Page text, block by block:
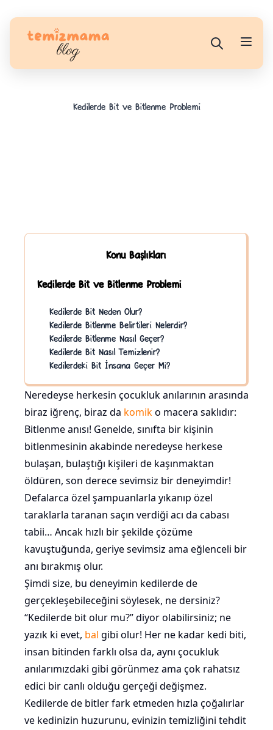
Kedilerde Bit ve Bitlenme Problemi
Konu Başlıkları
Kedilerde Bit ve Bitlenme Problemi
Kedilerde Bit Neden Olur?
Kedilerde Bitlenme Belirtileri Nelerdir?
Kedilerde Bitlenme Nasıl Geçer?
Kedilerde Bit Nasıl Temizlenir?
Kedilerdeki Bit İnsana Geçer Mi?
Neredeyse herkesin çocukluk anılarının arasında
biraz iğrenç, biraz da komiko macera saklıdır:
Bitlenme anısı! Genelde, sınıfta bir kişinin
bitlenmesinin akabinde neredeyse herkese
bulaşan, bulaştığı kişileri de kaşınmaktan
öldüren, son derece sevimsiz bir deneyimdir!
Defalarca özel şampuanlarla yıkanıp özel
taraklarla taranan saçın verdiği acı da cabası
tabii… Ancak hızlı bir şekilde çözüme
kavuştuğunda, geriye sevimsiz ama eğlenceli bir
anı bırakmış olur.
Şimdi size, bu deneyimin kedilerde de
gerçekleşebileceğini söylesek, ne dersiniz?
“Kedilerde bit olur mu?” diyor olabilirsiniz; ne
yazık ki evet, bal gibi olur! Her ne kadar kedi biti,
insan bitinden farklı olsa da, aynı çocukluk
anılarımızdaki gibi görünmez ama çok rahatsız
edici bir canlı olduğu gerçeği değişmez.
Kedilerde de bitler fark etmeden hızla çoğalırlar
ve kedinizin huzurunu, evinizin temizliğini tehdit